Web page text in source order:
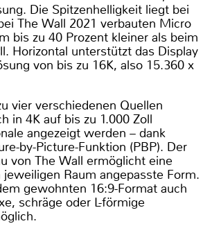
Die Spitzenhelligkeit liegt bei
The Wall 2021 verbauten Micro
bis zu 40 Prozent kleiner als beim
Horizontal unterstützt das Display
von bis zu 16K, also 15.360 x
vier verschiedenen Quellen
in 4K auf bis zu 1.000 Zoll
angezeigt werden – dank
by-Picture-Funktion (PBP). Der
von The Wall ermöglicht eine
Raum angepasste Form.
gewohnten 16:9-Format auch
schräge oder L-förmige